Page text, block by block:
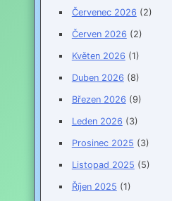
Červenec 2026 (2)
Červen 2026 (2)
Květen 2026 (1)
Duben 2026 (8)
Březen 2026 (9)
Leden 2026 (3)
Prosinec 2025 (3)
Listopad 2025 (5)
Říjen 2025 (1)